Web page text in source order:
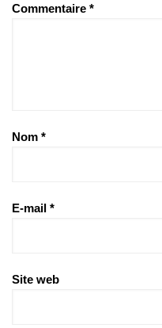
Commentaire *
Nom *
E-mail *
Site web